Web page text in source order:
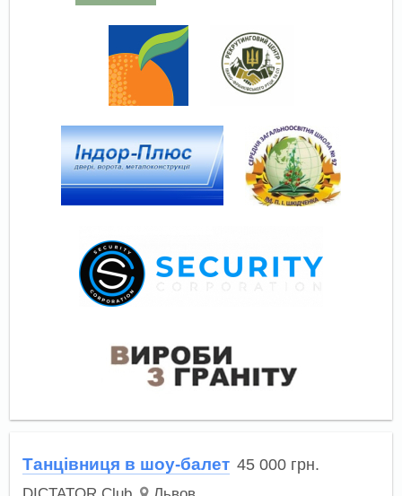
Танцівниця в шоу-балет 45 000 грн.